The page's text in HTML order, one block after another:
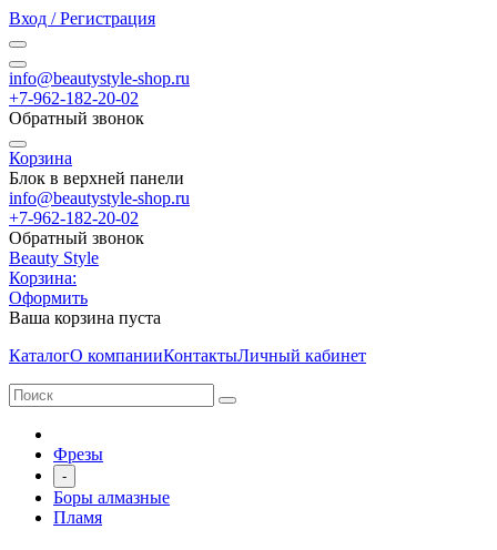
Вход / Регистрация
info@beautystyle-shop.ru
+7-962-182-20-02
Обратный звонок
Корзина
Блок в верхней панели
info@beautystyle-shop.ru
+7-962-182-20-02
Обратный звонок
Beauty Style
Корзина:
Оформить
Ваша корзина пуста
КаталогО компанииКонтактыЛичный кабинет
Фрезы
-
Боры алмазные
Пламя